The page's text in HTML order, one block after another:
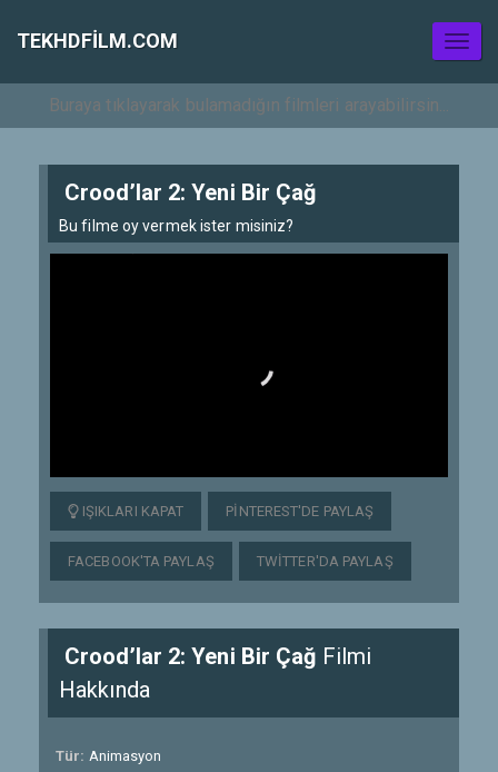
TEKHDFILM.COM
Crood’lar 2: Yeni Bir Çağ
Bu filme oy vermek ister misiniz?
IŞIKLARI KAPAT PINTEREST'DE PAYLAŞ
FACEBOOK'TA PAYLAŞ TWITTER'DA PAYLAŞ
Crood’lar 2: Yeni Bir Çağ Filmi
Hakkında
Tür: Animasyon